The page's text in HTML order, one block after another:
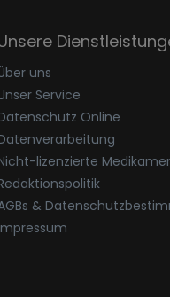
uns
Service
Online
lizenzierte
&